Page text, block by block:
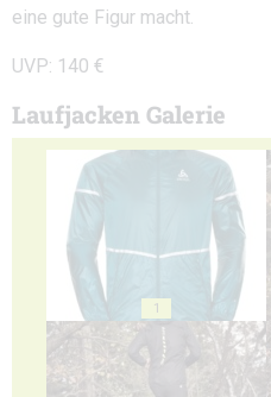
eine gute Figur macht.
UVP: 140 €
Laufjacken Galerie
1